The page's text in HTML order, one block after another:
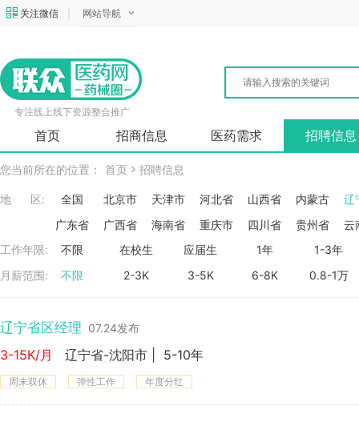
关注微信 网站导航
专注线上线下资源整合推广
首页 招商信息 医药需求 招聘信息
您当前所在的位置： 首页 招聘信息
地 区: 全国 北京市 天津市 河北省 山西省 内蒙古
辽
广东省
广西省 海南省 重庆市 四川省 贵州省
云
工作年限:
不限 在校生 应届生 1年
1-3年
月薪范围:
不限 2-3K 3-5K 6-8K 0.8-1万
辽宁省区经理 07.24发布
3-15K/月 辽宁省-沈阳市 5-10年
周末双休 弹性工作 年度分红